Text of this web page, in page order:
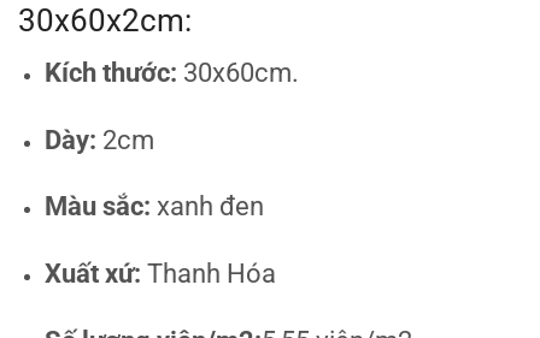
30x60x2cm:
Kích thước: 30x60cm.
Dày: 2cm
Màu sắc: xanh đen
Xuất xứ: Thanh Hóa